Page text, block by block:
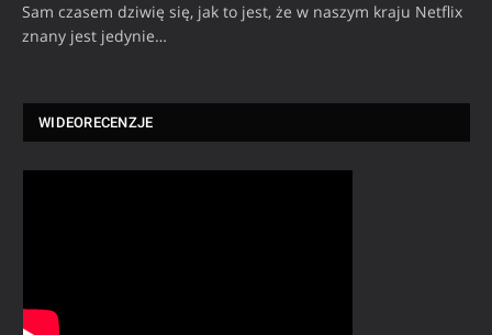
Sam czasem dziwię się, jak to jest, że w naszym kraju Netflix
znany jest jedynie…
WIDEORECENZJE